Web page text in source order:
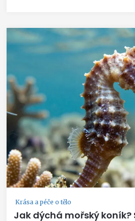
Krása a péče o tělo
Jak dýchá mořský